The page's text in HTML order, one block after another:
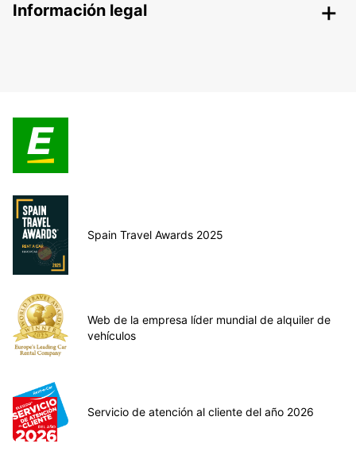
Información legal
Spain Travel Awards 2025
Web de la empresa líder mundial de alquiler de
vehículos
Servicio de atención al cliente del año 2026